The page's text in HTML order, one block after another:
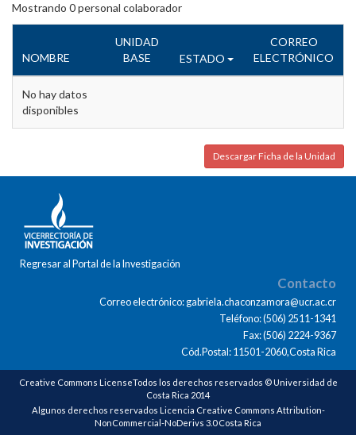
Mostrando 0personal colaborador
NOMBRE
UNIDAD
BASE
ESTADO
CORREO
ELECTRÓNICO
No hay datos
disponibles
Descargar Ficha de la Unidad
Regresar al Portal de la Investigación
Contacto
Correo electrónico: gabriela.chaconzamora@ucr.ac.cr
Teléfono: (506) 2511-1341
Fax: (506) 2224-9367
Cód.Postal: 11501-2060,Costa Rica
Creative Commons LicenseTodos los derechos reservados © Universidad de
Costa Rica 2014
Algunos derechos reservados Licencia Creative Commons Attribution-
NonCommercial-NoDerivs 3.0 Costa Rica